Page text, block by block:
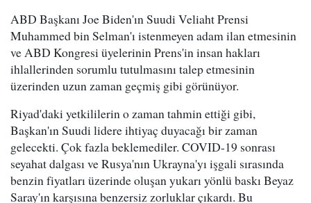
ABD Başkanı Joe Biden'ın Suudi Veliaht Prensi
Muhammed bin Selman'ı istenmeyen adam ilan etmesinin
ve ABD Kongresi üyelerinin Prens'in insan hakları
ihlallerinden sorumlu tutulmasını talep etmesinin
üzerinden uzun zaman geçmiş gibi görünüyor.
Riyad'daki yetkililerin o zaman tahmin ettiği gibi,
Başkan'ın Suudi lidere ihtiyaç duyacağı bir zaman
gelecekti. Çok fazla beklemediler. COVID-19 sonrası
seyahat dalgası ve Rusya'nın Ukrayna'yı işgali sırasında
benzin fiyatları üzerinde oluşan yukarı yönlü baskı Beyaz
Saray'ın karşısına benzersiz zorluklar çıkardı. Bu